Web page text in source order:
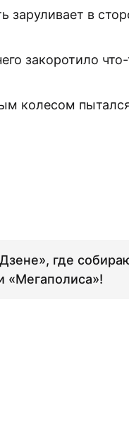
заруливает в
закоротило
колесом пытался
где
«Мегаполиса»!